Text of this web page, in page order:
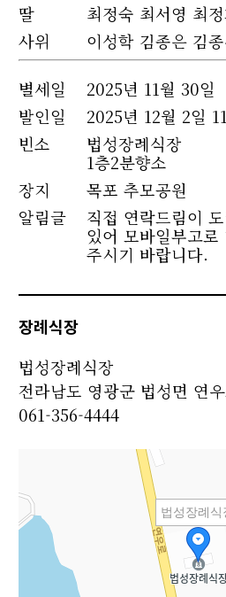
딸
최정숙 최서영 최정
사위
이성학 김종은 김
별세일
2025년 11월 30일
발인일
2025년 12월 2일
빈소
법성장례식장
1층2분향소
장지
목포 추모공원
알림글
직접 연락드림이
있어 모바일부고
주시기 바랍니다.
장례식장
법성장례식장
전라남도 영광군 법성면 연
061-356-4444
법성장례식